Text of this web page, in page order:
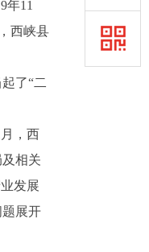
年11
西峡县
了“二
，西
相关
发展
展开